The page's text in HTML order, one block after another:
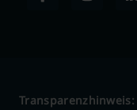
Transparenzhinweis: